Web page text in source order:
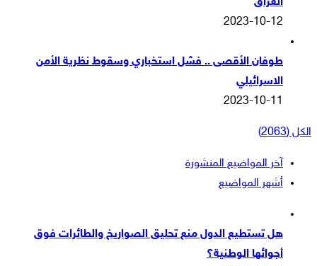
2023-10-12
طوفان الأقصى .. فشل استخباري وسقوط نظرية الأمن
الاسرائيلي
2023-10-11
الكل (2063)
آخر المواضيع المنشورة
أشهر المواضيع
هل تستطيع الدول منع تحليق الصواريخ والطائرات فوق
أجوائها الوطنية؟